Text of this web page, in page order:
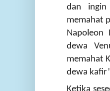
dan ingin
memahat
Napoleon
dewa
memahat
dewa